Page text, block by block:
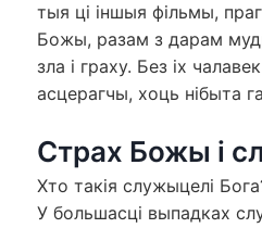
тыя ці іншыя фільмы,
Божы, разам з дарам
зла і граху. Без іх
асцерагчы, хоць нібыта
Страх Божы і
Хто такія служыцелі
У большасці выпадках